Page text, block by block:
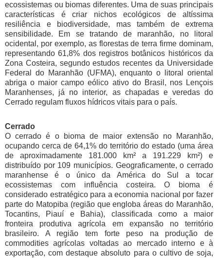
ecossistemas ou biomas diferentes. Uma de suas principais
características é criar nichos ecológicos de altíssima
resiliência e biodiversidade, mas também de extrema
sensibilidade. Em se tratando de maranhão, no litoral
ocidental, por exemplo, as florestas de terra firme dominam,
representando 61,8% dos registros botânicos históricos da
Zona Costeira, segundo estudos recentes da Universidade
Federal do Maranhão (UFMA), enquanto o litoral oriental
abriga o maior campo eólico ativo do Brasil, nos Lençois
Maranhenses, já no interior, as chapadas e veredas do
Cerrado regulam fluxos hídricos vitais para o país.
Cerrado
O cerrado é o bioma de maior extensão no Maranhão,
ocupando cerca de 64,1% do território do estado (uma área
de aproximadamente 181.000 km² a 191.229 km²) e
distribuído por 109 municípios. Geograficamente, o cerrado
maranhense é o único da América do Sul a tocar
ecossistemas com influência costeira. O bioma é
considerado estratégico para a economia nacional por fazer
parte do Matopiba (região que engloba áreas do Maranhão,
Tocantins, Piauí e Bahia), classificada como a maior
fronteira produtiva agrícola em expansão no território
brasileiro. A região tem forte peso na produção de
commodities agrícolas voltadas ao mercado interno e à
exportação, com destaque absoluto para o cultivo de soja,